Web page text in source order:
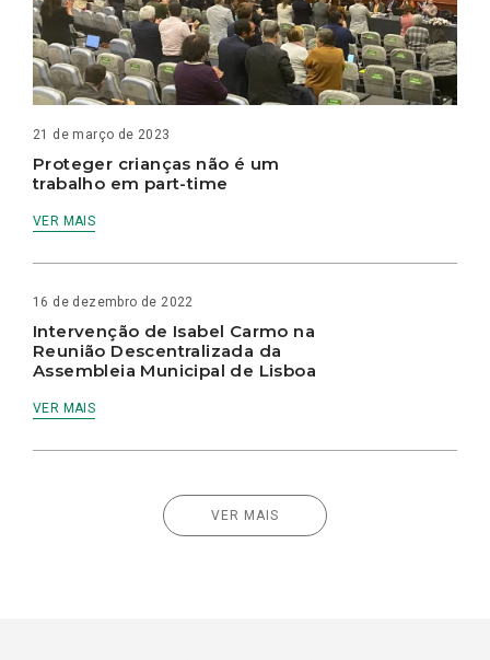
21 de março de 2023
Proteger crianças não é um
trabalho em part-time
VER MAIS
16 de dezembro de 2022
Intervenção de Isabel Carmo na
Reunião Descentralizada da
Assembleia Municipal de Lisboa
VER MAIS
VER MAIS